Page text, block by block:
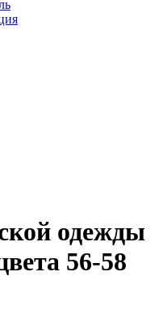
одежды
56-58